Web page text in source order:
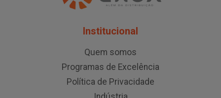
Institucional
Quem somos
Programas de Excelência
Política de Privacidade